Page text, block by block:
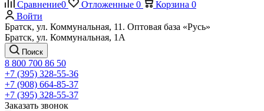
Сравнение0 Отложенные 0 Корзина 0
Войти
Братск, ул. Коммунальная, 11. Оптовая база «Русь»
Братск, ул. Коммунальная, 1А
Поиск
8 800 700 86 50
+7 (395) 328-55-36
+7 (908) 664-85-37
+7 (395) 328-55-37
Заказать звонок